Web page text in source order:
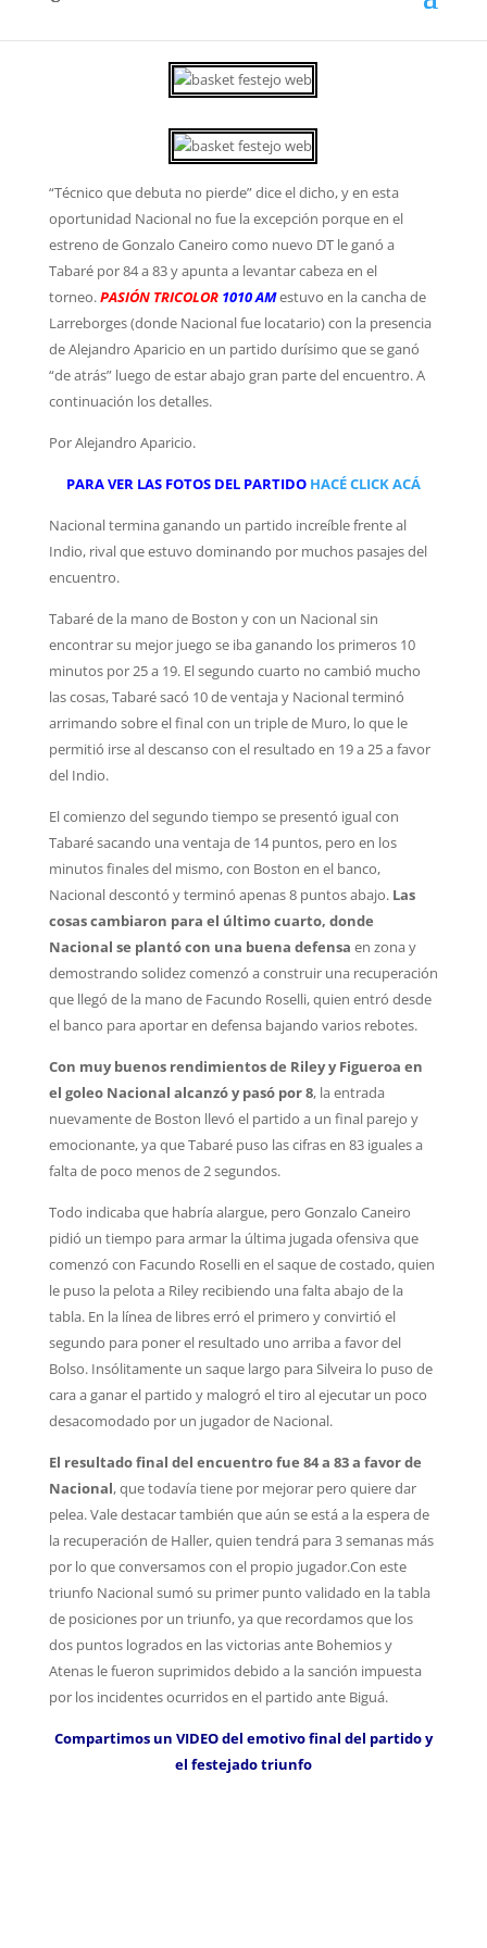
“de atrás” luego de estar abajo gran parte del encuentro. A
“Técnico que debuta no pierde” dice el dicho, y en esta
oportunidad Nacional no fue la excepción porque en el
estreno de Gonzalo Caneiro como nuevo DT le ganó a
Tabaré por 84 a 83 y apunta a levantar cabeza en el
torneo.PASIÓN TRICOLOR 1010 AMestuvo en la cancha de
Larreborges (donde Nacional fue locatario) con la presencia
de Alejandro Aparicio en un partido durísimo que se ganó
“de atrás” luego de estar abajo gran parte del encuentro. A
continuación los detalles.
Por Alejandro Aparicio.
PARA VER LAS FOTOS DEL PARTIDO HACÉ CLICK ACÁ
Nacional termina ganando un partido increíble frente al
Indio, rival que estuvo dominando por muchos pasajes del
encuentro.
Tabaré de la mano de Boston y con un Nacional sin
encontrar su mejor juego se iba ganando los primeros 10
minutos por 25 a 19. El segundo cuarto no cambió mucho
las cosas, Tabaré sacó 10 de ventaja y Nacional terminó
arrimando sobre el final con un triple de Muro, lo que le
permitió irse al descanso con el resultado en 19 a 25 a favor
del Indio.
El comienzo del segundo tiempo se presentó igual con
Tabaré sacando una ventaja de 14 puntos, pero en los
minutos finales del mismo, con Boston en el banco,
Nacional descontó y terminó apenas 8 puntos abajo. Las
cosas cambiaron para el último cuarto, donde
Nacional se plantó con una buena defensa en zona y
demostrando solidez comenzó a construir una recuperación
que llegó de la mano de Facundo Roselli, quien entró desde
el banco para aportar en defensa bajando varios rebotes.
Con muy buenos rendimientos de Riley y Figueroa en
el goleo Nacional alcanzó y pasó por 8, la entrada
nuevamente de Boston llevó el partido a un final parejo y
emocionante, ya que Tabaré puso las cifras en 83 iguales a
falta de poco menos de 2 segundos.
Todo indicaba que habría alargue, pero Gonzalo Caneiro
pidió un tiempo para armar la última jugada ofensiva que
comenzó con Facundo Roselli en el saque de costado, quien
le puso la pelota a Riley recibiendo una falta abajo de la
tabla.En la línea de libres erró el primero y convirtió el
segundo para poner el resultado uno arriba a favor del
Bolso. Insólitamente un saque largo para Silveira lo puso de
cara a ganar el partido y malogró el tiro al ejecutar un poco
desacomodado por un jugador de Nacional.
El resultado final del encuentro fue 84 a 83 a favor de
Nacional, que todavía tiene por mejorar pero quiere dar
pelea. Vale destacar también que aún se está a la espera de
la recuperación de Haller, quien tendrá para 3 semanas más
por lo que conversamos con el propio jugador.Con este
triunfo Nacional sumó su primer punto validado en la tabla
de posiciones por un triunfo, ya que recordamos que los
dos puntos logrados en las victorias ante Bohemios y
Atenas le fueron suprimidos debido a la sanción impuesta
por los incidentes ocurridos en el partido ante Biguá.
Compartimos un VIDEO del emotivo final del partido y
el festejado triunfo